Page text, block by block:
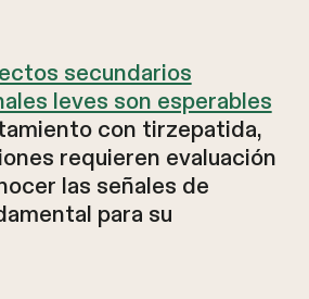
secundarios
leves son esperables
con tirzepatida,
requieren evaluación
las señales de
para su